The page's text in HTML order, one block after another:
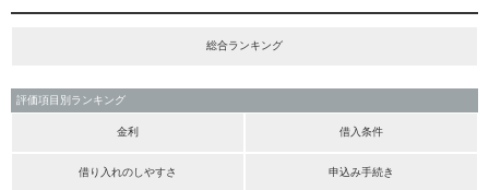
総合ランキング
評価項目別ランキング
金利 借入条件
借り入れのしやすさ 申込み手続き